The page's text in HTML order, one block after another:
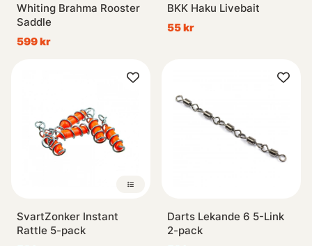
Whiting Brahma Rooster
Saddle
599 kr
BKK Haku Livebait
55 kr
SvartZonker Instant
Rattle 5-pack
Darts Lekande 6 5-Link
2-pack